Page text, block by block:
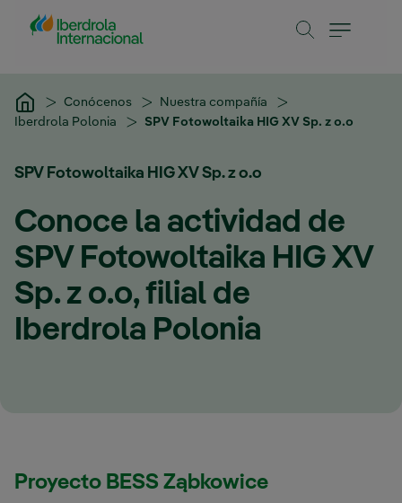
Saltar al contenido principal
Conócenos
Nuestra compañía
Iberdrola Polonia
SPV Fotowoltaika HIG XV Sp. z o.o
SPV Fotowoltaika HIG XV Sp. z o.o
Conoce la actividad de
SPV Fotowoltaika HIG XV
Sp. z o.o, filial de
Iberdrola Polonia
Proyecto BESS Ząbkowice